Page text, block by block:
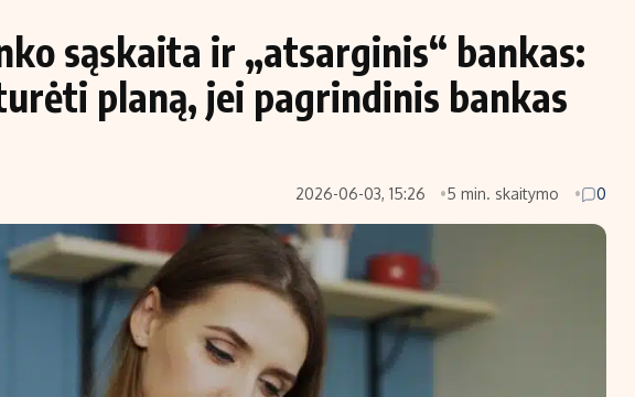
Įmonės
Žemės ūkis
Technologijos
Akcijų rinka
Saulės elektrinės
Kriptovaliutos
Migracija
Indėliai
Indėlių
sąskaita ir „atsarginis“ bankas:
planą, jei pagrindinis bankas
2026-06-03, 15:26 5 min. skaitymo 0